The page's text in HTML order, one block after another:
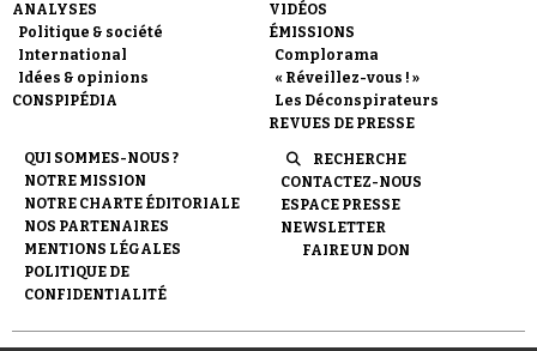
Demander à Vera
ANALYSES
Politique & société
International
Idées & opinions
CONSPIPÉDIA
VIDÉOS
ÉMISSIONS
Complorama
« Réveillez-vous ! »
Les Déconspirateurs
REVUES DE PRESSE
QUI SOMMES-NOUS ?
NOTRE MISSION
NOTRE CHARTE ÉDITORIALE
NOS PARTENAIRES
MENTIONS LÉGALES
POLITIQUE DE
CONFIDENTIALITÉ
RECHERCHE
CONTACTEZ-NOUS
ESPACE PRESSE
NEWSLETTER
FAIRE UN DON